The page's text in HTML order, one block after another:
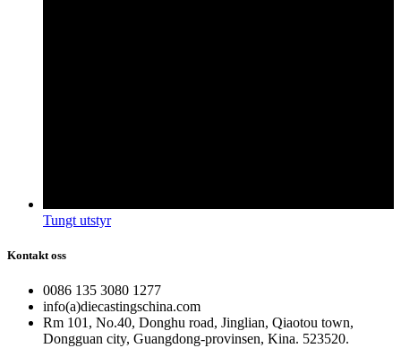
Tungt utstyr
Kontakt oss
0086 135 3080 1277
info(a)diecastingschina.com
Rm 101, No.40, Donghu road, Jinglian, Qiaotou town,
Dongguan city, Guangdong-provinsen, Kina. 523520.